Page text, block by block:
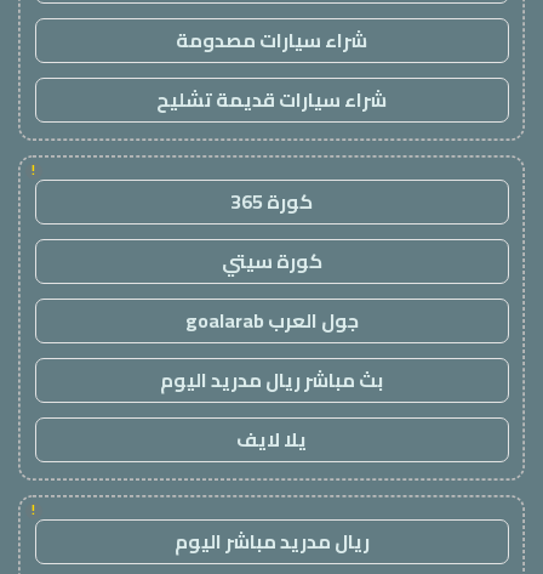
شراء سيارات مصدومة
شراء سيارات قديمة تشليح
!
كورة 365
كورة سيتي
جول العرب goalarab
بث مباشر ريال مدريد اليوم
يلا لايف
!
ريال مدريد مباشر اليوم